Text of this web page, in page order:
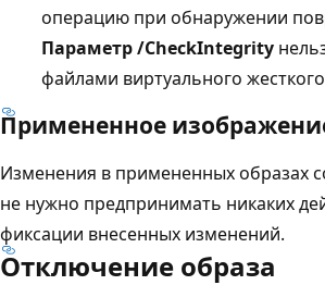
операцию при обнаружении
Параметр /CheckIntegrity
файлами виртуального
Примененное
Изменения в примененных образах
не нужно предпринимать никаких
фиксации внесенных изменений.
Отключение образа